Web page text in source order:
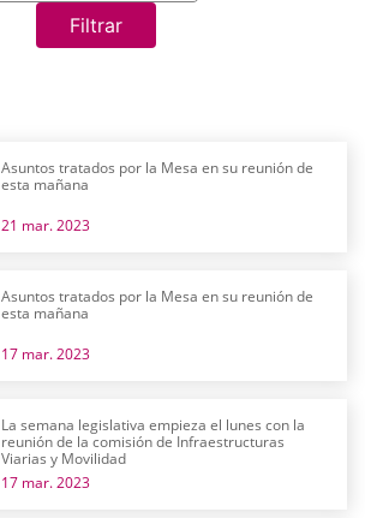
Filtrar
Asuntos tratados por la Mesa en su reunión de
esta mañana
21 mar. 2023
Asuntos tratados por la Mesa en su reunión de
esta mañana
17 mar. 2023
La semana legislativa empieza el lunes con la
reunión de la comisión de Infraestructuras
Viarias y Movilidad
17 mar. 2023